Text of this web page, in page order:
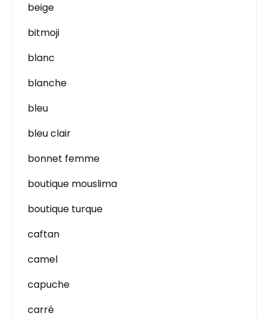
beige
bitmoji
blanc
blanche
bleu
bleu clair
bonnet femme
boutique mouslima
boutique turque
caftan
camel
capuche
carré